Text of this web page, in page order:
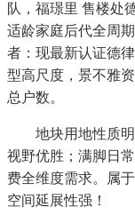
队，福璟里 售楼处
适龄家庭后代全周
者：现最新认证德
型高尺度，景不雅
总户数。
地块用地性质明
视野优胜；满脚日
费全维度需求。属
空间延展性强！